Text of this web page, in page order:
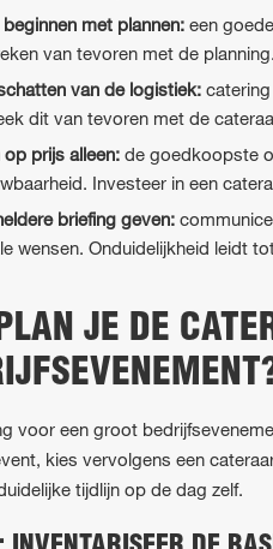
beginnen met plannen: een
van tevoren met de planning.
van de logistiek:
dit van tevoren met de
op prijs alleen: de goedkoopste
Investeer in een
briefing geven:
wensen. Onduidelijkheid leidt
JE DE
voor een groot
kies vervolgens een
tijdlijn op de dag zelf.